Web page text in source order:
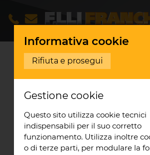
Opere realizzate
APOFRUIT
Realizzazione impianto
Informativa cookie
Rifiuta e prosegui
Gestione cookie
Questo sito utilizza cookie tecnici
indispensabili per il suo corretto
funzionamento. Utilizza inoltre
o di terze parti, per modulare la